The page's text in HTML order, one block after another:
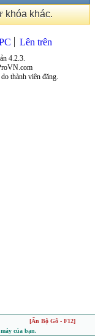
khóa khác.
Lên trên
4.2.3.
thành viên đăng.
[Ẩn Bộ Gõ - F12]
của bạn.